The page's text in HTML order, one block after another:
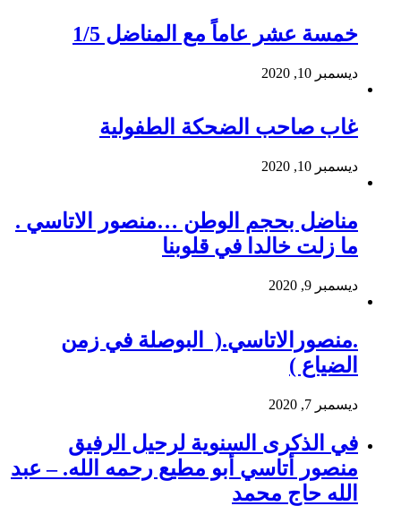
خمسة عشر عاماً مع المناضل 1/5
ديسمبر 10, 2020
غاب صاحب الضحكة الطفولية
ديسمبر 10, 2020
مناضل بحجم الوطن …منصور الاتاسي .
ما زلت خالدا في قلوبنا
ديسمبر 9, 2020
.منصورالاتاسي.( البوصلة في زمن
الضياع )
ديسمبر 7, 2020
في الذكرى السنوية لرحيل الرفيق
منصور أتاسي أبو مطيع رحمه الله. – عبد
الله حاج محمد